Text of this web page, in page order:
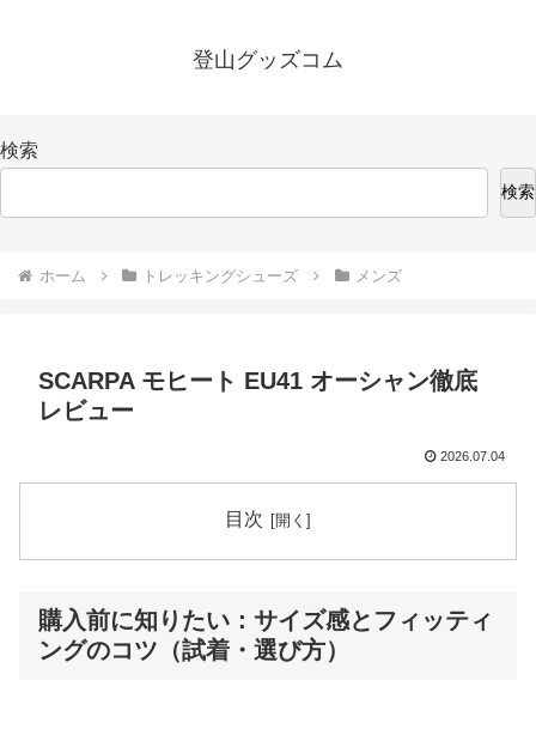
登山グッズコム
検索
検索
ホーム トレッキングシューズ メンズ
SCARPA モヒート EU41 オーシャン徹底
レビュー
2026.07.04
目次
購入前に知りたい：サイズ感とフィッティ
ングのコツ（試着・選び方）